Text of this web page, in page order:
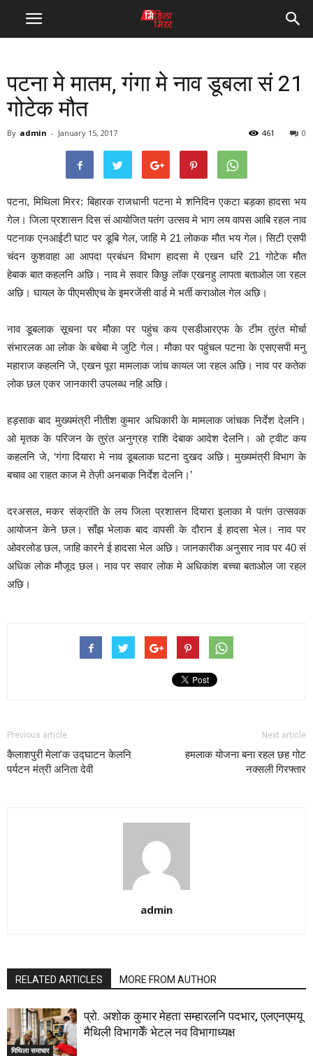
पटना मे मातम, गंगा मे नाव डूबला सं 21
गोटेक मौत
By admin - January 15, 2017 0
461
पटना, मिथिला मिरर: बिहारक राजधानी पटना मे शनिदिन एकटा बड़का हादसा भय
गेल। जिला प्रशासन दिस सं आयोजित पतंग उत्सव मे भाग लय वापस आबि रहल नाव
पटनाक एनआईटी घाट पर डूबि गेल, जाहि मे 21 लोकक मौत भय गेल। सिटी एसपी
चंदन कुशवाहा आ आपदा प्रबंधन विभाग हादसा मे एखन धरि 21 गोटेक मौत
हेबाक बात कहलनि अछि। नाव मे सवार किछु लॉक एखनहु लापता बताओल जा रहल
अछि। घायल के पीएमसीएच के इमरजेंसी वार्ड मे भर्ती कराओल गेल अछि।
नाव डूबलाक सूचना पर मौका पर पहुंच कय एसडीआरएफ के टीम तुरंत मोर्चा
संभारलक आ लोक के बचेबा मे जुटि गेल। मौका पर पहुंचल पटना के एसएसपी मनु
महाराज कहलनि जे, एखन पूरा मामलाक जांच कायल जा रहल अछि। नाव पर कतेक
लोक छल एकर जानकारी उपलब्ध नहि अछि।
हड़साक बाद मुख्यमंत्री नीतीश कुमार अधिकारी के मामलाक जांचक निर्देश देलनि।
ओ मृतक के परिजन के तुरंत अनुग्रह राशि देबाक आदेश देलनि। ओ ट्वीट कय
कहलनि जे, ‘गंगा दियारा मे नाव डूबलाक घटना दुखद अछि। मुख्यमंत्री विभाग के
बचाव आ राहत काज मे तेज़ी अनबाक निर्देश देलनि।’
दरअसल, मकर संक्रांति के लय जिला प्रशासन दियारा इलाका मे पतंग उत्सवक
आयोजन केने छल। साँझ भेलाक बाद वापसी के दौरान ई हादसा भेल। नाव पर
ओवरलोड छल, जाहि कारने ई हादसा भेल अछि। जानकारीक अनुसार नाव पर 40 सं
अधिक लोक मौजूद छल। नाव पर सवार लोक मे अधिकांश बच्चा बताओल जा रहल
अछि।
Previous article
कैलाशपुरी मेला’क उद्घाटन केलनि
पर्यटन मंत्री अनिता देवी
Next article
हमलाक योजना बना रहल छह गोट
नक्सली गिरफ्तार
admin
RELATED ARTICLES MORE FROM AUTHOR
मिथिला समाचार
प्रो. अशोक कुमार मेहता सम्हारलनि पदभार, एलएनएमयू
मैथिली विभागकेँ भेटल नव विभागाध्यक्ष